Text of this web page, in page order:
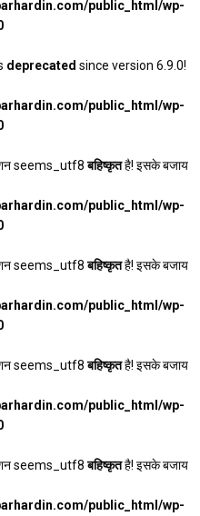
public_html/wp-
deprecated since version 6.9.0!
public_html/wp-
seems_utf8बहिष्कृतहै! इसके बजाय
public_html/wp-
seems_utf8बहिष्कृतहै! इसके बजाय
public_html/wp-
seems_utf8बहिष्कृतहै! इसके बजाय
public_html/wp-
seems_utf8बहिष्कृतहै! इसके बजाय
public_html/wp-